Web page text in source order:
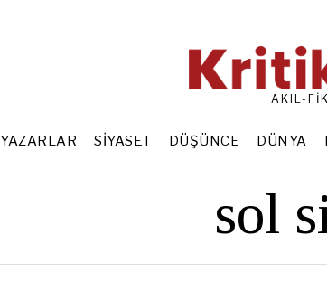
AKIL-
YAZARLAR SIYASET DÜŞÜNCE DÜNYA
sol